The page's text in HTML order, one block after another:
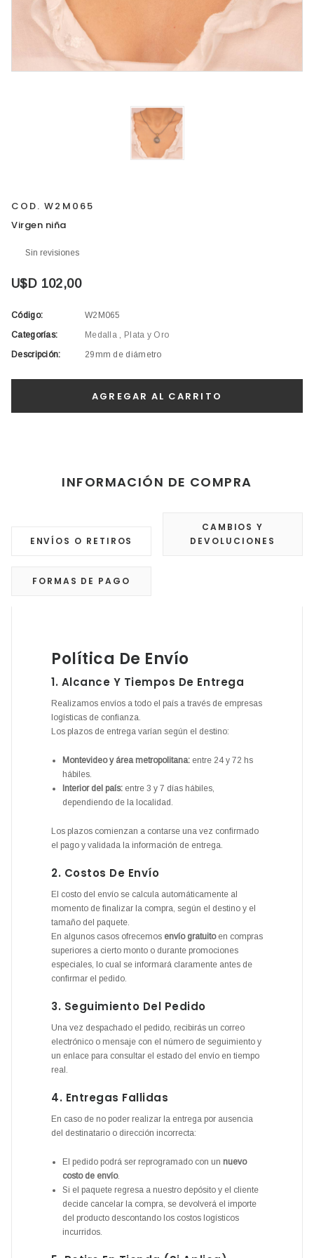
COD. W2M065
Virgen niña
Sin revisiones
U$D 102,00
Código:
W2M065
Categorías:
Medalla , Plata y Oro
Descripción:
29mm de diámetro
INFORMACIÓN DE COMPRA
ENVÍOS O RETIROS
CAMBIOS Y
DEVOLUCIONES
FORMAS DE PAGO
Política De Envío
1. Alcance Y Tiempos De Entrega
Realizamos envíos a todo el país a través de empresas
logísticas de confianza.
Los plazos de entrega varían según el destino:
Montevideo y área metropolitana: entre 24 y 72 hs
hábiles.
Interior del país: entre 3 y 7 días hábiles,
dependiendo de la localidad.
Los plazos comienzan a contarse una vez confirmado
el pago y validada la información de entrega.
2. Costos De Envío
El costo del envío se calcula automáticamente al
momento de finalizar la compra, según el destino y el
tamaño del paquete.
En algunos casos ofrecemos envío gratuitoen compras
superiores a cierto monto o durante promociones
especiales, lo cual se informará claramente antes de
confirmar el pedido.
3. Seguimiento Del Pedido
Una vez despachado el pedido, recibirás un correo
electrónico o mensaje con el número de seguimiento y
un enlace para consultar el estado del envío en tiempo
real.
4. Entregas Fallidas
En caso de no poder realizar la entrega por ausencia
del destinatario o dirección incorrecta:
El pedido podrá ser reprogramado con un nuevo
costo de envío.
Si el paquete regresa a nuestro depósito y el cliente
decide cancelar la compra, se devolverá el importe
del producto descontando los costos logísticos
incurridos.